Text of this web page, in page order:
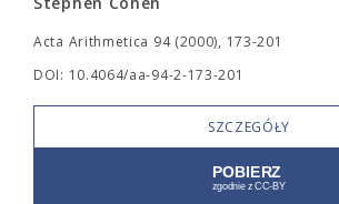
Acta Arithmetica 94 (2000), 173-201
DOI: 10.4064/aa-94-2-173-201
SZCZEGÓŁY